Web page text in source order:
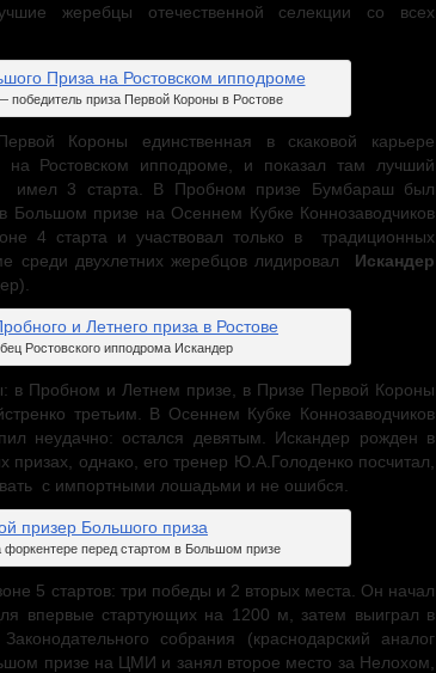
жеребцы отечественной селекции со всех
приза Первой Короны в Ростове
Короны
единственная в скаковой карьере
Ростовском ипподроме, и показал там лучший
имел 3 старта. В Пробном призе Бумбараш был
Большом призе на Осеннем Кубке Коннозаводчиков
4 старта и участвовал только в традиционных
среди двухлетних жеребцов лидировал Искандер
Ростовского ипподрома Искандер
в Пробном и Летнем призе, в Призе Первой Короны
третьим. В Осеннем Кубке Коннозаводчиков
неудачно: остался девятым. Искандер рожден в
призах, однако, его тренер Ю.А.Голоденко посчитал,
с импортными лошадьми и не ошибся.
перед стартом в Большом призе
5 стартов: три победы и 2 вторых места. Он начал
впервые стартующих на 1200 м, затем выиграл в
собрания (краснодарский аналог
призе на ЦМИ и занял второе место за Нелохом,